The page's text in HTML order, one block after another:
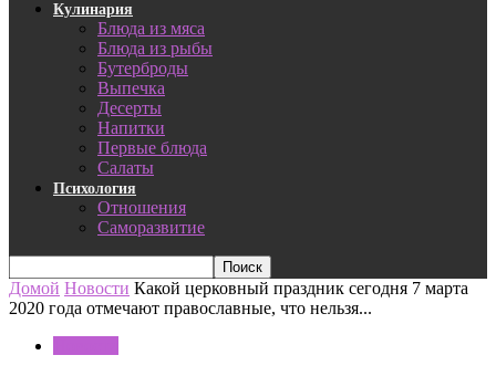
Кулинария
Блюда из мяса
Блюда из рыбы
Бутерброды
Выпечка
Десерты
Напитки
Первые блюда
Салаты
Психология
Отношения
Саморазвитие
Домой Новости Какой церковный праздник сегодня 7 марта
2020 года отмечают православные, что нельзя...